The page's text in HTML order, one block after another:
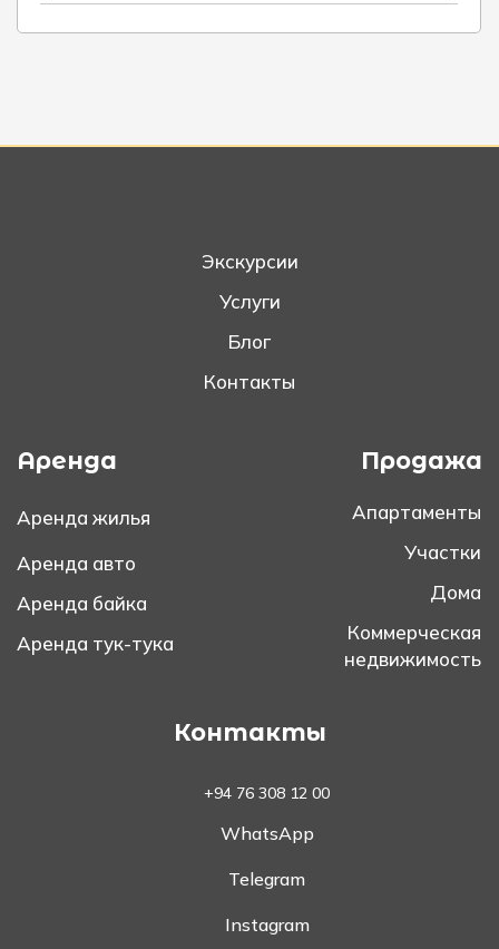
Экскурсии
Услуги
Блог
Контакты
Аренда
Аренда жилья
Аренда авто
Аренда байка
Аренда тук-тука
Продажа
Апартаменты
Участки
Дома
Коммерческая
недвижимость
Контакты
+94 76 308 12 00
WhatsApp
Telegram
Instagram